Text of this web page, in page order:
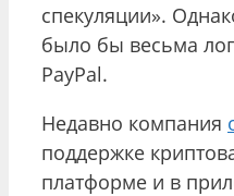
спекуляции».
было бы весьма
PayPal.
Недавно компания
поддержке
платформе и в